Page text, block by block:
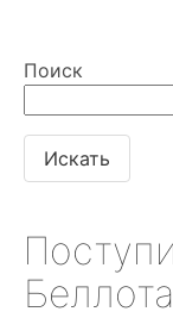
Поиск
Беллота